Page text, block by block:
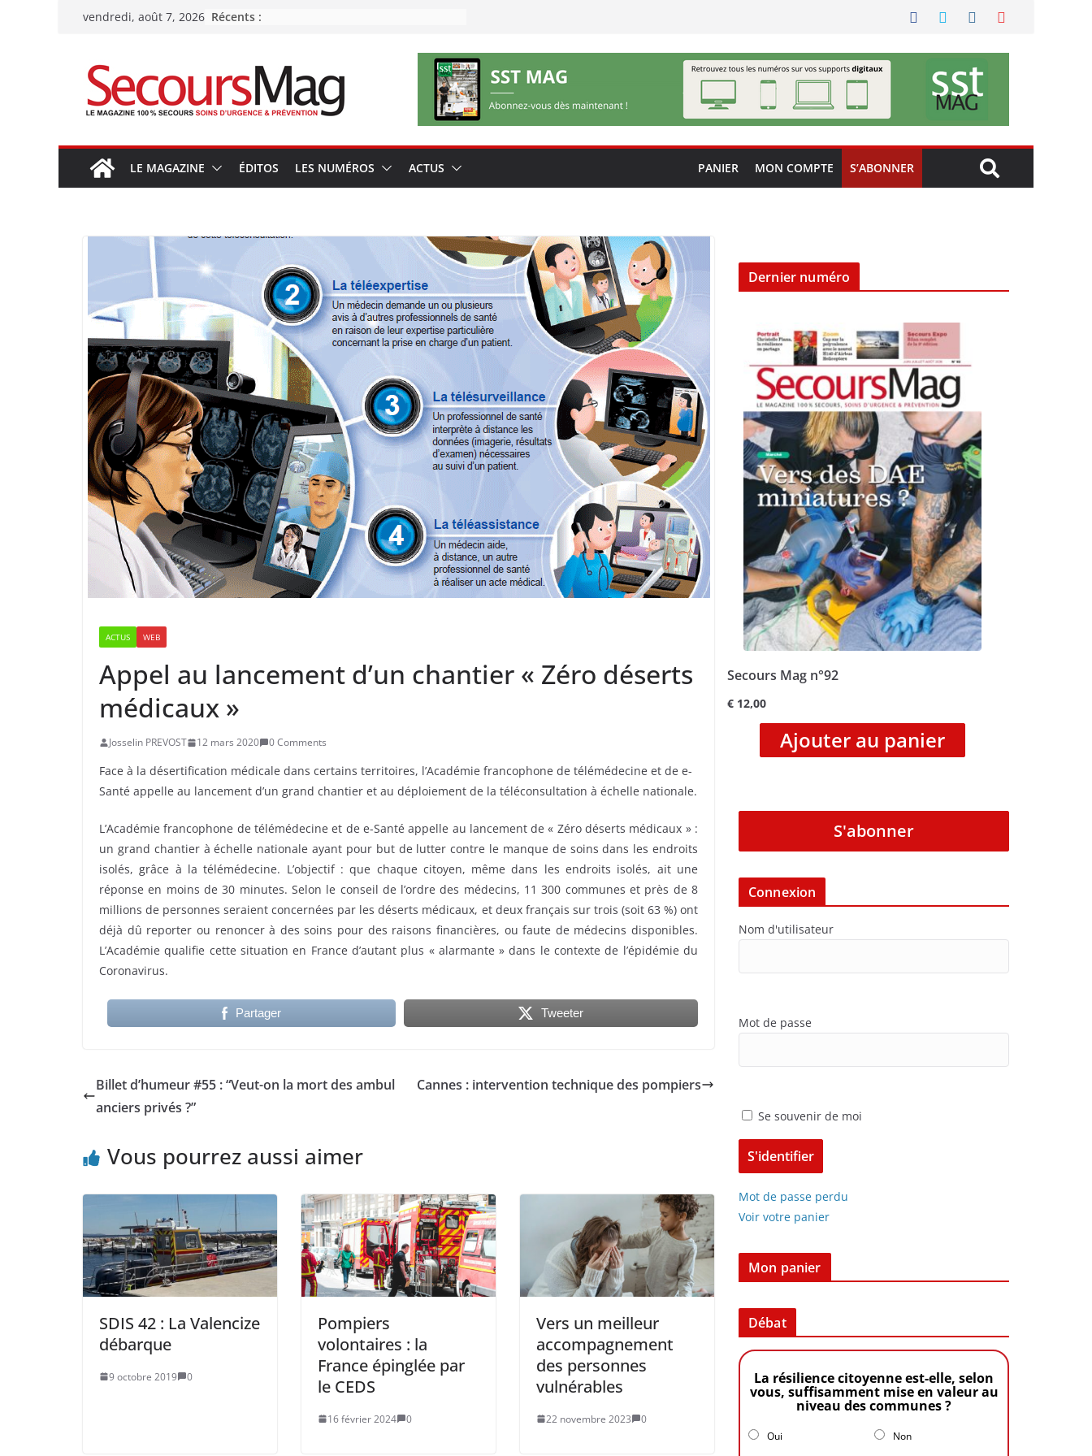
Passervendredi, août 7, 2026 Récents :
LE MAGAZINE ÉDITOS LES NUMÉROS ACTUS PANIER MON COMPTE S’ABONNER
ACTUS WEB
Appel au lancement d’un chantier « Zéro déserts
médicaux »
Josselin PREVOST 12 mars 2020 0 Comments
Face à la désertification médicale dans certains territoires, l’Académie francophone de télémédecine et de e-
Santé appelle au lancement d’un grand chantier et au déploiement de la téléconsultation à échelle nationale.
L’Académie francophone de télémédecine et de e-Santé appelle au lancement de « Zéro déserts médicaux » :
un grand chantier à échelle nationale ayant pour but de lutter contre le manque de soins dans les endroits
isolés, grâce à la télémédecine. L’objectif : que chaque citoyen, même dans les endroits isolés, ait une
réponse en moins de 30 minutes. Selon le conseil de l’ordre des médecins, 11 300 communes et près de 8
millions de personnes seraient concernées par les déserts médicaux, et deux français sur trois (soit 63 %) ont
déjà dû reporter ou renoncer à des soins pour des raisons financières, ou faute de médecins disponibles.
L’Académie qualifie cette situation en France d’autant plus « alarmante » dans le contexte de l’épidémie du
Coronavirus.
Partager Tweeter
Billet d’humeur #55 : “Veut-on la mort des ambul
anciers privés ?”
Cannes : intervention technique des pompiers
Vous pourrez aussi aimer
SDIS 42 : La Valencize
débarque
9 octobre 2019 0
Pompiers
volontaires : la
France épinglée par
le CEDS
16 février 2024 0
Vers un meilleur
accompagnement
des personnes
vulnérables
22 novembre 2023 0
Dernier numéro
Secours Mag n°92
€ 12,00
Ajouter au panier
S'abonner
Connexion
Nom d'utilisateur
Mot de passe
Se souvenir de moi
Mot de passe perdu
Voir votre panier
Mon panier
Débat
La résilience citoyenne est-elle, selon
vous, suffisamment mise en valeur au
niveau des communes ?
Oui Non